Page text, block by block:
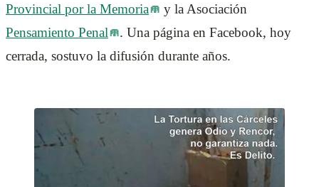
Provincial por la Memoria
y la Asociación
Pensamiento Penal
. Una página en Facebook, hoy
cerrada, sostuvo la difusión durante años.